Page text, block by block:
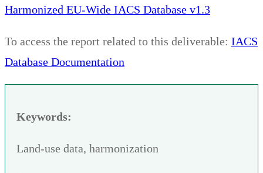
Harmonized EU-Wide IACS Database v1.3
To access the report related to this deliverable: IACS
Database Documentation
Keywords:
Land-use data, harmonization